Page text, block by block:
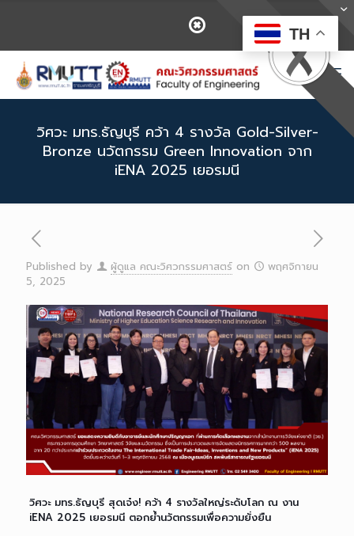
วิศวะ มทร.ธัญบุรี คว้า 4 รางวัล Gold-Silver-
Bronze นวัตกรรม Green Innovation จาก
iENA 2025 เยอรมนี
Published by ผู้ดูแล คณะวิศวกรรมศาสตร์ on
พฤศจิกายน
5, 2025
วิศวะ มทร.ธัญบุรี สุดเจ๋ง! คว้า 4 รางวัลใหญ่ระดับโลก ณ งาน
iENA 2025 เยอรมนี ตอกย้ำนวัตกรรมเพื่อความยั่งยืน
TH